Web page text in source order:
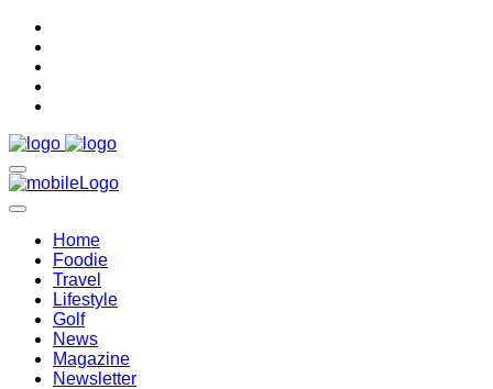
Home
Foodie
Travel
Lifestyle
Golf
News
Magazine
Newsletter